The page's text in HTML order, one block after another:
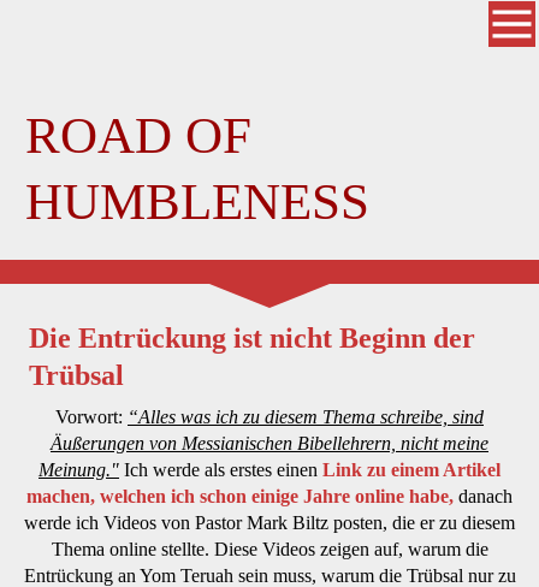
ROAD OF
HUMBLENESS
Die Entrückung ist nicht Beginn der
Trübsal
Vorwort: “Alles was ich zu diesem Thema schreibe, sind
Äußerungen von Messianischen Bibellehrern, nicht meine
Meinung." Ich werde als erstes einen Link zu einem Artikel
machen, welchen ich schon einige Jahre online habe, danach
werde ich Videos von Pastor Mark Biltz posten, die er zu diesem
Thema online stellte. Diese Videos zeigen auf, warum die
Entrückung an Yom Teruah sein muss, warum die Trübsal nur zu